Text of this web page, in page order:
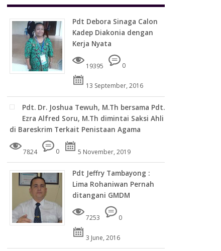
Pdt Debora Sinaga Calon
Kadep Diakonia dengan
Kerja Nyata
19395 0
13 September, 2016
Pdt. Dr. Joshua Tewuh, M.Th bersama Pdt.
Ezra Alfred Soru, M.Th dimintai Saksi Ahli
di Bareskrim Terkait Penistaan Agama
7824 0 5 November, 2019
Pdt Jeffry Tambayong :
Lima Rohaniwan Pernah
ditangani GMDM
7253 0
3 June, 2016